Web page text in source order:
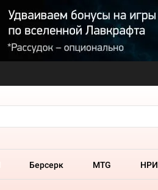
Берсерк MTG НРИ